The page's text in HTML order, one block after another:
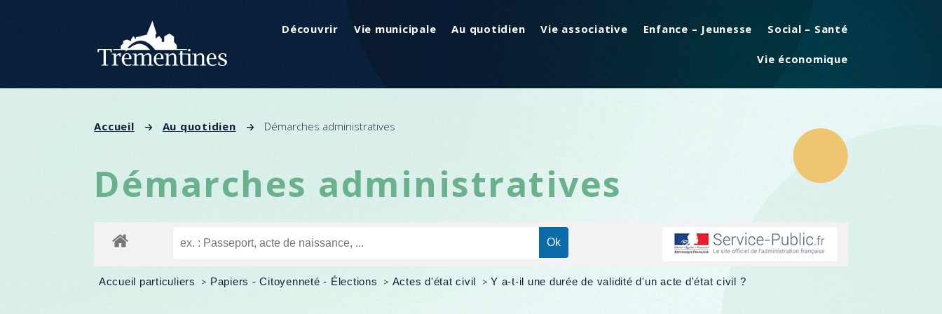
Découvrir Vie municipale Au quotidien Vie associative Enfance – Jeunesse Social – Santé
Vie économique
Accueil Au quotidien Démarches administratives
Démarches administratives
Accueil particuliers > Papiers - Citoyenneté - Élections > Actes d'état civil > Y a-t-il une durée de validité d'un acte d'état civil ?